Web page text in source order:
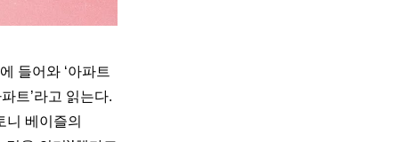
들어와 ‘아파트
트’라고 읽는다.
니 베이즐의